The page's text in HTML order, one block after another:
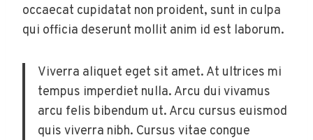
occaecat cupidatat non proident, sunt in culpa
qui officia deserunt mollit anim id est laborum.
Viverra aliquet eget sit amet. At ultrices mi
tempus imperdiet nulla. Arcu dui vivamus
arcu felis bibendum ut. Arcu cursus euismod
quis viverra nibh. Cursus vitae congue